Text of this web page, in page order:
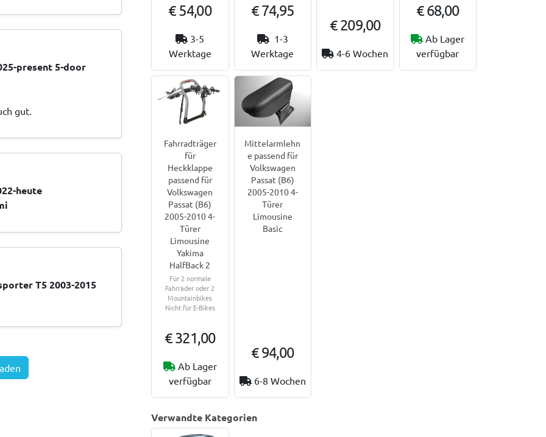
present 5-door
gut.
heute
T5 2003-2015
€ 54,00
3-5
Werktage
€ 74,95
1-3
Werktage
€ 209,00
4-6 Wochen
€ 68,00
Ab Lager
verfügbar
Fahrradträger
für
Heckklappe
passend für
Volkswagen
Passat (B6)
2005-2010 4-
Türer
Limousine
Yakima
HalfBack 2
Für 2 normale
Fahrräder oder 2
Mountainbikes
Nicht für E-Bikes
€ 321,00
Ab Lager
verfügbar
Mittelarmlehn
e passend für
Volkswagen
Passat (B6)
2005-2010 4-
Türer
Limousine
Basic
€ 94,00
6-8 Wochen
Verwandte Kategorien